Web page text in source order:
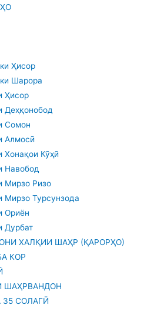
Ҳисор
Шарора
Ҳисор
Деҳқонобод
Сомон
Алмосӣ
Хонақои Кӯҳӣ
Навобод
Мирзо Ризо
Мирзо Турсунзода
Ориён
Дурбат
ХАЛҚИИ ШАҲР (ҚАРОРҲО)
КОР
ШАҲРВАНДОН
СОЛАГӢ